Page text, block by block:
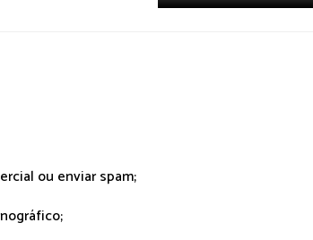
ou enviar spam;